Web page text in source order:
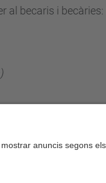
al becaris i becàries: